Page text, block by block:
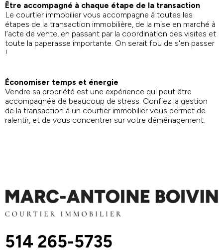
Être accompagné à chaque étape de la transaction
Le courtier immobilier vous accompagne à toutes les
étapes de la transaction immobilière, de la mise en marché à
l’acte de vente, en passant par la coordination des visites et
toute la paperasse importante. On serait fou de s'en passer
!
Économiser temps et énergie
Vendre sa propriété est une expérience qui peut être
accompagnée de beaucoup de stress. Confiez la gestion
de la transaction à un courtier immobilier vous permet de
ralentir, et de vous concentrer sur votre déménagement.
514 265-5735